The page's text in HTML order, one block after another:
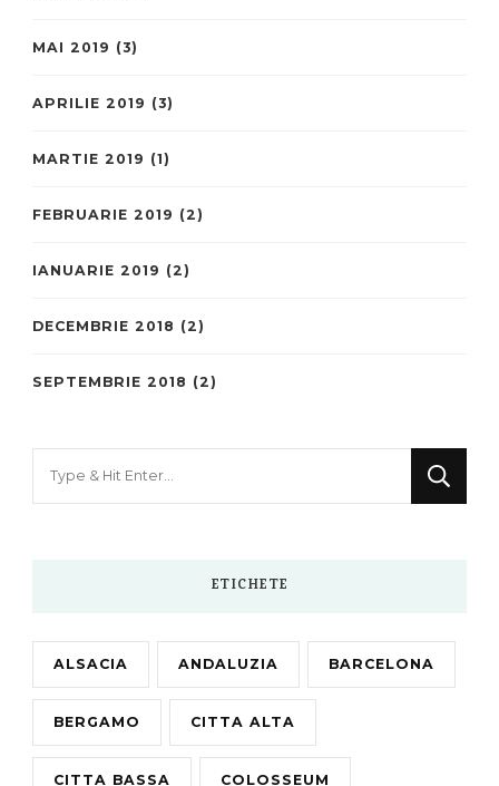
MAI 2019 (3)
APRILIE 2019 (3)
MARTIE 2019 (1)
FEBRUARIE 2019 (2)
IANUARIE 2019 (2)
DECEMBRIE 2018 (2)
SEPTEMBRIE 2018 (2)
ETICHETE
ALSACIA ANDALUZIA BARCELONA
BERGAMO CITTA ALTA
CITTA BASSA COLOSSEUM